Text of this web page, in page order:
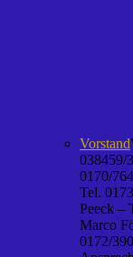
Vorstand
038459/
0170/
Tel.
Peeck –
Marco
0172/